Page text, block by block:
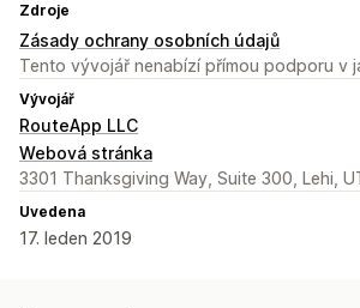
Zdroje
Zásady ochrany osobních údajů
Tento vývojář nenabízí přímou podporu v
Vývojář
RouteApp LLC
Webová stránka
3301 Thanksgiving Way, Suite 300, Lehi,
Uvedena
17. leden 2019